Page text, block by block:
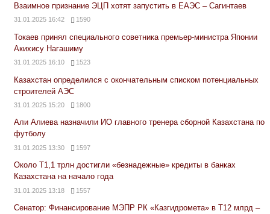
Взаимное признание ЭЦП хотят запустить в ЕАЭС – Сагинтаев
31.01.2025 16:42 1590
Токаев принял специального советника премьер-министра Японии
Акихису Нагашиму
31.01.2025 16:10 1523
Казахстан определился с окончательным списком потенциальных
строителей АЭС
31.01.2025 15:20 1800
Али Алиева назначили ИО главного тренера сборной Казахстана по
футболу
31.01.2025 13:30 1597
Около Т1,1 трлн достигли «безнадежные» кредиты в банках
Казахстана на начало года
31.01.2025 13:18 1557
Сенатор: Финансирование МЭПР РК «Казгидромета» в Т12 млрд –